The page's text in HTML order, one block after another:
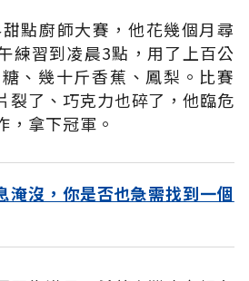
點廚師大賽，他花幾個月尋
練習到凌晨3點，用了上百公
、幾十斤香蕉、鳳梨。比賽
裂了、巧克力也碎了，他臨危
，拿下冠軍。
淹沒，你是否也急需找到一個